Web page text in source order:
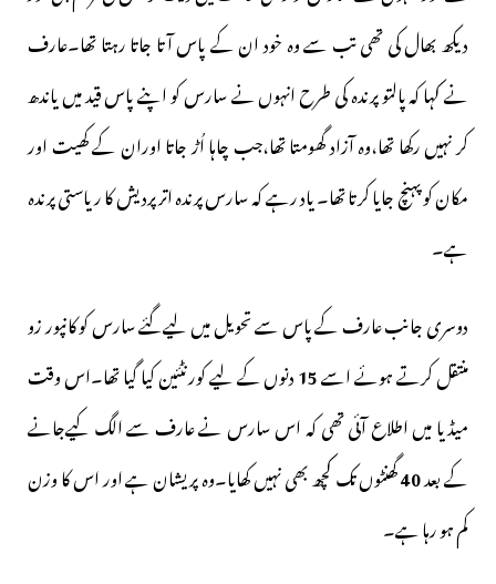
دیکھ بھال کی تھی تب سے وہ خود ان کے پاس آتا جاتا رہتا تھا۔عارف
نے کہا کہ پالتو پرندہ کی طرح انہوں نے سارس کو اپنے پاس قید میں یاندھ
کر نہیں رکھا تھا،وہ آزاد گھومتا تھا،جب چاہا اُڑ جاتا اوران کے کھیت اور
مکان کو پہنچ جایا کرتا تھا۔ یاد رہے کہ سارس پرندہ اتر پردیش کا ریاستی پرندہ
ہے۔
دوسری جانب عارف کے پاس سے تحویل میں لیےگئے سارس کو کانپور زو
منتقل کرتے ہوئے اسے15دنوں کے لیے کورنٹئین کیا گیا تھا۔اس وقت
میڈیا میں اطلاع آئی تھی کہ اس سارس نے عارف سے الگ کیےجانے
کے بعد40گھنٹوں تک کچھ بھی نہیں کھایا۔وہ پریشان ہے اور اس کا وزن
کم ہو رہا ہے۔